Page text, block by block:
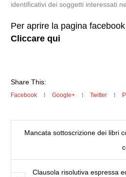
identificativi dei soggetti interessati
Per aprire la pagina
Cliccare qui
Share This:
Facebook Google+ Twitter
Mancata sottoscrizione dei libri
Clausola risolutiva espressa